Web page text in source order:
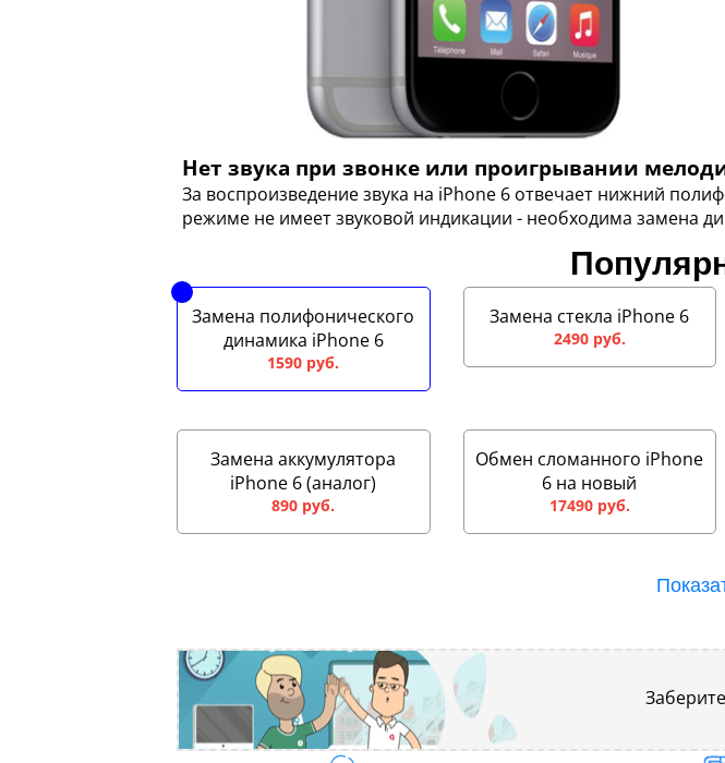
Нет звука при звонке или проигрывании
За воспроизведение звука на iPhone 6 отвечает нижний
режиме не имеет звуковой индикации - необходима замена
Замена полифонического
динамика iPhone 6
1590 руб.
Замена стекла iPhone 6
2490 руб.
Замена аккумулятора
iPhone 6 (аналог)
890 руб.
Обмен сломанного iPhone
6 на новый
17490 руб.